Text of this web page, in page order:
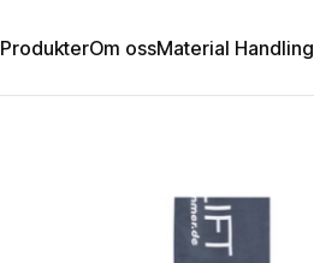
ProdukterOm ossMaterial Handling